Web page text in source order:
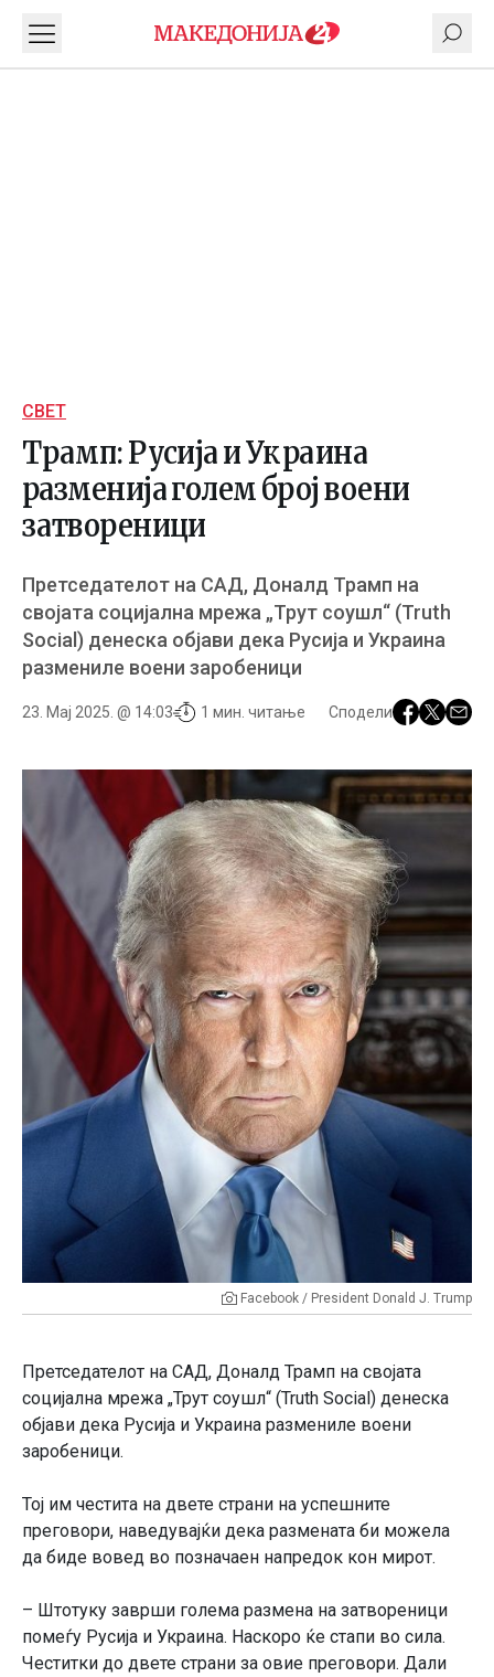
СВЕТ
Трамп: Русија и Украина
разменија голем број воени
затвореници
Претседателот на САД, Доналд Трамп на
својата социјална мрежа „Трут соушл“ (Truth
Social) денеска објави дека Русија и Украина
размениле воени заробеници
23. Мај 2025. @ 14:03 1 мин. читање Сподели
Facebook / President Donald J. Trump
Претседателот на САД, Доналд Трамп на својата
социјална мрежа „Трут соушл“ (Truth Social) денеска
објави дека Русија и Украина размениле воени
заробеници.
Тој им честита на двете страни на успешните
преговори, наведувајќи дека размената би можела
да биде вовед во позначаен напредок кон мирот.
– Штотуку заврши голема размена на затвореници
помеѓу Русија и Украина. Наскоро ќе стапи во сила.
Честитки до двете страни за овие преговори. Дали